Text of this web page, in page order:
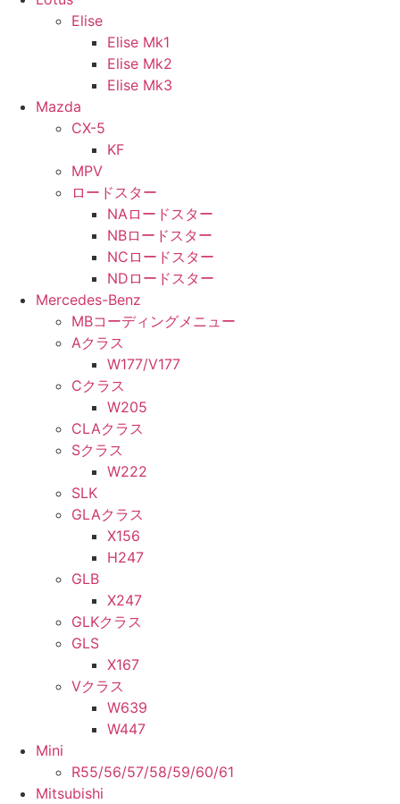
Elise
Elise Mk1
Elise Mk2
Elise Mk3
Mazda
CX-5
KF
MPV
ロードスター
NAロードスター
NBロードスター
NCロードスター
NDロードスター
Mercedes-Benz
MBコーディングメニュー
Aクラス
W177/V177
Cクラス
W205
CLAクラス
Sクラス
W222
SLK
GLAクラス
X156
H247
GLB
X247
GLKクラス
GLS
X167
Vクラス
W639
W447
Mini
R55/56/57/58/59/60/61
Mitsubishi